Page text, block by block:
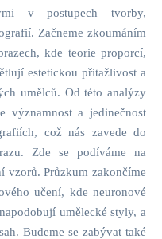
v postupech tvorby,
Začneme zkoumáním
kde teorie proporcí,
estetickou přitažlivost a
umělců. Od této analýzy
významnost a jedinečnost
což nás zavede do
Zde se podíváme na
vzorů. Průzkum zakončíme
učení, kde neuronové
umělecké styly, a
Budeme se zabývat také